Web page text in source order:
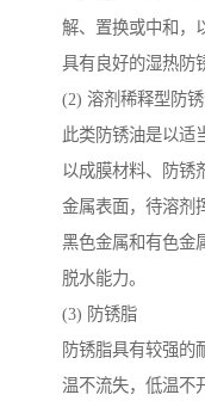
解、置换或中和，
具有良好的湿热防
(2) 溶剂稀释型防
此类防锈油是以适
以成膜材料、防锈
金属表面，待溶剂
黑色金属和有色金
脱水能力。
(3) 防锈脂
防锈脂具有较强的
温不流失，低温不